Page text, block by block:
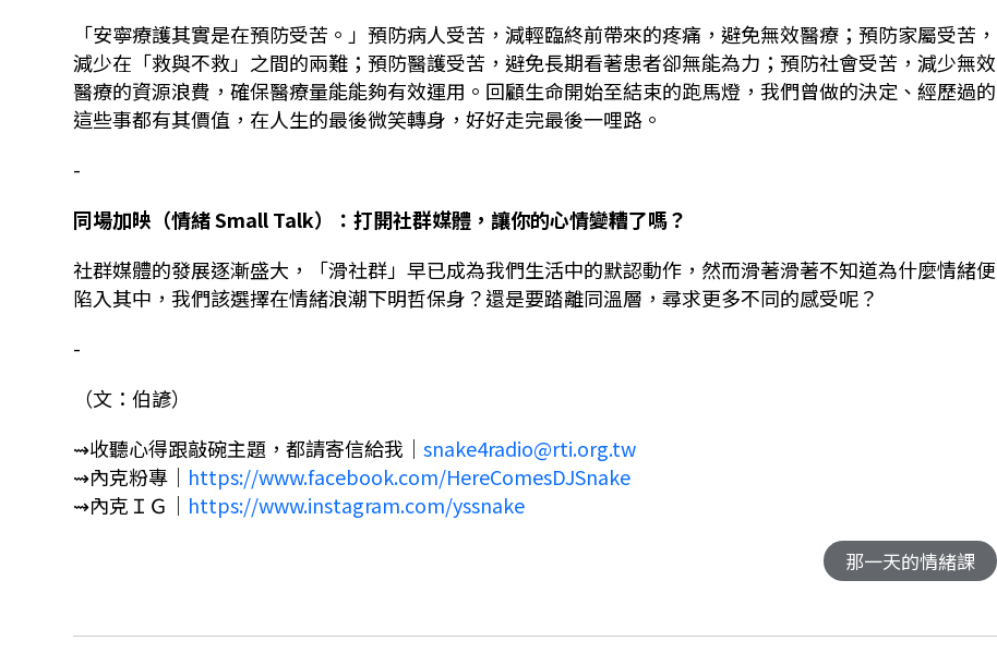
「安寧療護其實是在預防受苦。」預防病人受苦，減輕臨終前帶來的疼痛，避免無效醫療；預防家屬受苦，
減少在「救與不救」之間的兩難；預防醫護受苦，避免長期看著患者卻無能為力；預防社會受苦，減少無效
醫療的資源浪費，確保醫療量能能夠有效運用。回顧生命開始至結束的跑馬燈，我們曾做的決定、經歷過的
這些事都有其價值，在人生的最後微笑轉身，好好走完最後一哩路。
-
同場加映（情緒 Small Talk）：打開社群媒體，讓你的心情變糟了嗎？
社群媒體的發展逐漸盛大，「滑社群」早已成為我們生活中的默認動作，然而滑著滑著不知道為什麼情緒便
陷入其中，我們該選擇在情緒浪潮下明哲保身？還是要踏離同溫層，尋求更多不同的感受呢？
-
（文：伯諺）
⇝收聽心得跟敲碗主題，都請寄信給我｜snake4radio@rti.org.tw
⇝內克粉專｜ https://www.facebook.com/HereComesDJSnake
⇝內克ＩＧ ｜ https://www.instagram.com/yssnake
那一天的情緒課